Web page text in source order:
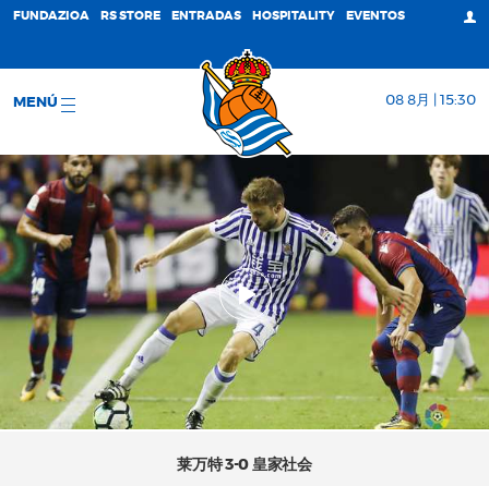
FUNDAZIOA RS STORE ENTRADAS HOSPITALITY EVENTOS
MENÚ 08 8月 | 15:30
莱万特 3-0 皇家社会